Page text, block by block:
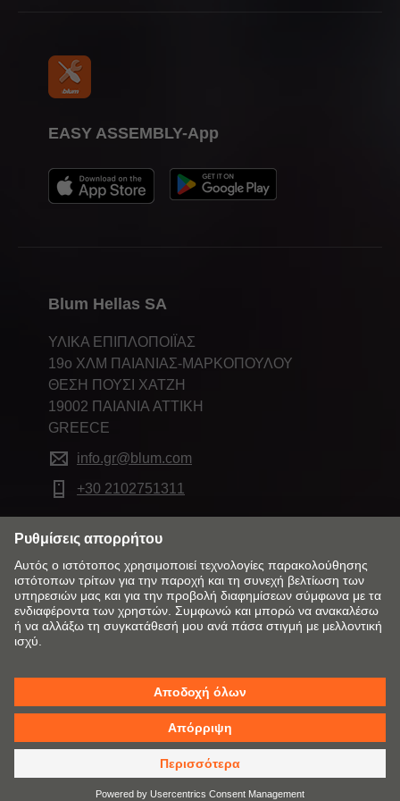
Blum Hellas SA
ΥΛΙΚΑ ΕΠΙΠΛΟΠΟΙΪΑΣ
19ο ΧΛΜ ΠΑΙΑΝΙΑΣ-ΜΑΡΚΟΠΟΥΛΟΥ
ΘΕΣΗ ΠΟΥΣΙ ΧΑΤΖΗ
19002 ΠΑΙΑΝΙΑ ATTIKH
GREECE
info.gr@blum.com
+30 2102751311
EASY ASSEMBLY-App
Αλλάξτε αγορά και γλώσσα
Πολιτική Επιστροφών Επικοινωνία
Cookies Όροι Χρήσης